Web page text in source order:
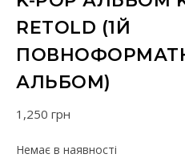
RETOLD (1Й
АЛЬБОМ)
1,250 грн
Немає в наявності